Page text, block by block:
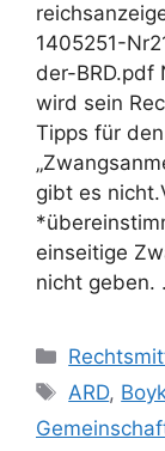
1405251-
der-BRD.pdf
wird sein
Tipps für
gibt es
einseitige
nicht geben.
ARD,